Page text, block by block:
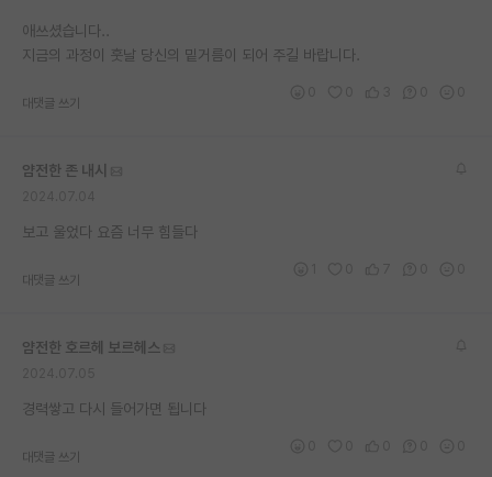
애쓰셨습니다..
지금의 과정이 훗날 당신의 밑거름이 되어 주길 바랍니다.
대댓글 쓰기
얌전한 존 내시
보고 울었다 요즘 너무 힘들다
대댓글 쓰기
얌전한 호르헤 보르헤스
경력쌓고 다시 들어가면 됩니다
대댓글 쓰기